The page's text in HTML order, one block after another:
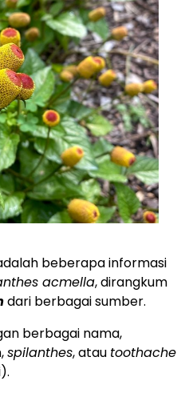
beberapa informasi
acmella, dirangkum
dari berbagai sumber.
berbagai nama,
spilanthes, atau toothache